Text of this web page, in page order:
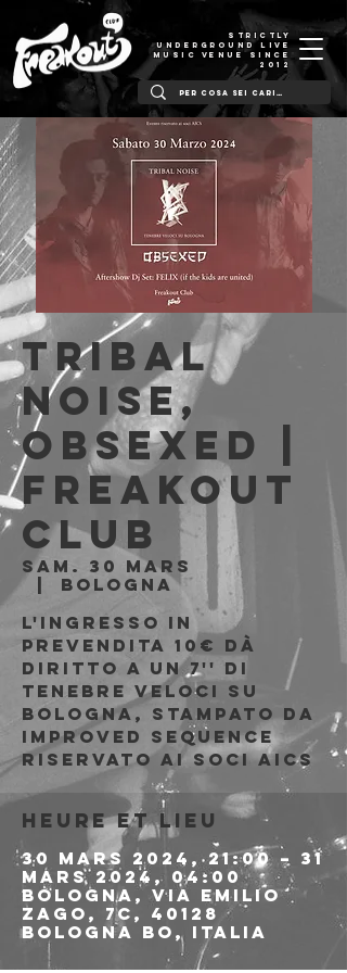
STRICTLY
UNDERGROUND LIVE
MUSIC VENUE SINCE
2012
Tribal
Noise,
Obsexed |
Freakout
Club
sam. 30 mars
  |
Bologna
L'ingresso in
prevendita 10€ dà
diritto a un 7'' di
Tenebre Veloci su
Bologna, stampato da
Improved Sequence
Riservato ai soci AICS
Heure et lieu
30 mars 2024, 21:00 – 31
mars 2024, 04:00
Bologna, Via Emilio
Zago, 7c, 40128
Bologna BO, Italia